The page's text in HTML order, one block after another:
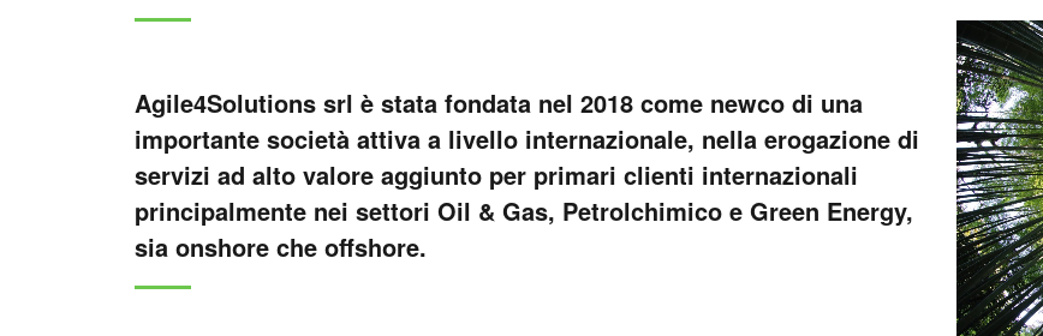
Agile4Solutions srl è stata fondata nel 2018 come newco di una
importante società attiva a livello internazionale, nella erogazione di
servizi ad alto valore aggiunto per primari clienti internazionali
principalmente nei settori Oil & Gas, Petrolchimico e Green Energy,
sia onshore che offshore.